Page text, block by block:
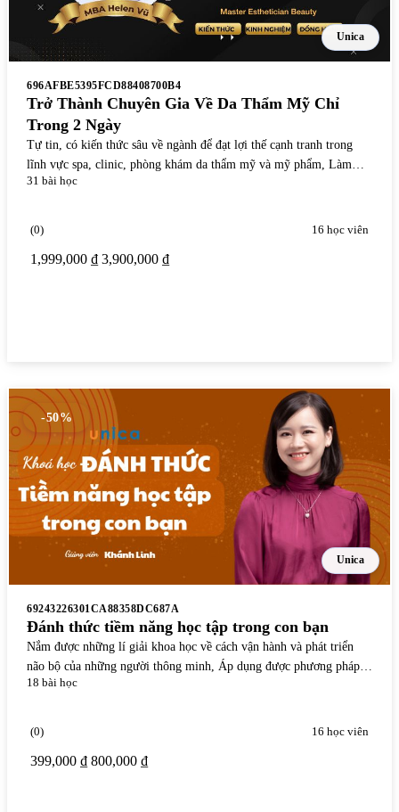
Unica
696AFBE5395FCD88408700B4
Trở Thành Chuyên Gia Về Da Thẩm Mỹ Chỉ
Trong 2 Ngày
Tự tin, có kiến thức sâu về ngành để đạt lợi thế cạnh tranh trong
lĩnh vực spa, clinic, phòng khám da thẩm mỹ và mỹ phẩm, Làm
chủ kỹ năng chuyên môn để lên phác đồ hiệu quả và chốt liệu trình
sóc và điều trị các vấn đề của khách hàng
31 bài học
(0) 16 học viên
1,999,000 ₫ 3,900,000 ₫
-50%
Unica
69243226301CA88358DC687A
Đánh thức tiềm năng học tập trong con bạn
Nắm được những lí giải khoa học về cách vận hành và phát triển
não bộ của những người thông minh, Áp dụng được phương pháp
đồng hành cùng con "dạy mà như không dạy", giải toả toàn bộ áp
thơi và trở thành niềm vui của bố mẹ, Phát hiện ra điểm mạnh và
18 bài học
(0) 16 học viên
399,000 ₫ 800,000 ₫